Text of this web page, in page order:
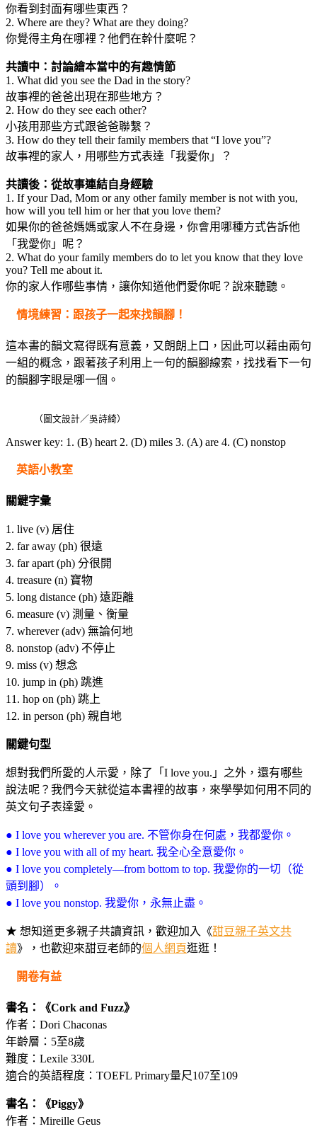
你看到封面有哪些東西？
2. Where are they? What are they doing?
你覺得主角在哪裡？他們在幹什麼呢？
共讀中：討論繪本當中的有趣情節
1. What did you see the Dad in the story?
故事裡的爸爸出現在那些地方？
2. How do they see each other?
小孩用那些方式跟爸爸聯繫？
3. How do they tell their family members that “I love you”?
故事裡的家人，用哪些方式表達「我愛你」？
共讀後：從故事連結自身經驗
1. If your Dad, Mom or any other family member is not with you,
how will you tell him or her that you love them?
如果你的爸爸媽媽或家人不在身邊，你會用哪種方式告訴他
「我愛你」呢？
2. What do your family members do to let you know that they love
you? Tell me about it.
你的家人作哪些事情，讓你知道他們愛你呢？說來聽聽。
情境練習：跟孩子一起來找韻腳！
這本書的韻文寫得既有意義，又朗朗上口，因此可以藉由兩句
一組的概念，跟著孩子利用上一句的韻腳線索，找找看下一句
的韻腳字眼是哪一個。
（圖文設計／吳詩綺）
Answer key: 1. (B) heart 2. (D) miles 3. (A) are 4. (C) nonstop
英語小教室
關鍵字彙
1. live (v) 居住
2. far away (ph) 很遠
3. far apart (ph) 分很開
4. treasure (n) 寶物
5. long distance (ph) 遠距離
6. measure (v) 測量、衡量
7. wherever (adv) 無論何地
8. nonstop (adv) 不停止
9. miss (v) 想念
10. jump in (ph) 跳進
11. hop on (ph) 跳上
12. in person (ph) 親自地
關鍵句型
想對我們所愛的人示愛，除了「I love you.」之外，還有哪些
說法呢？我們今天就從這本書裡的故事，來學學如何用不同的
英文句子表達愛。
● I love you wherever you are. 不管你身在何處，我都愛你。
● I love you with all of my heart. 我全心全意愛你。
● I love you completely—from bottom to top. 我愛你的一切（從
頭到腳）。
● I love you nonstop. 我愛你，永無止盡。
★ 想知道更多親子共讀資訊，歡迎加入《甜豆親子英文共
讀》，也歡迎來甜豆老師的個人網頁逛逛！
開卷有益
書名：《Cork and Fuzz》
作者：Dori Chaconas
年齡層：5至8歲
難度：Lexile 330L
適合的英語程度：TOEFL Primary量尺107至109
書名：《Piggy》
作者：Mireille Geus